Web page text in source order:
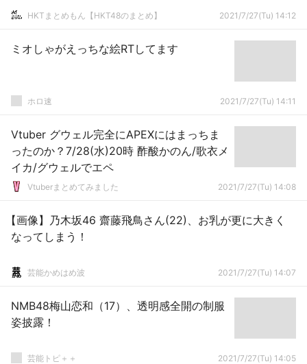
HKTまとめもん【HKT48のまとめ】 2021/7/27(Tu) 14:12
ミオしゃがえっちな絵RTしてます
ホロ速 2021/7/27(Tu) 14:11
Vtuber グウェル完全にAPEXにはまっちま
ったのか？7/28(水)20時 酢酸かのん/歌衣メ
イカ/グウェルでエペ
Vtuberまとめてみました 2021/7/27(Tu) 14:08
【画像】乃木坂46 齋藤飛鳥さん(22)、お乳が更に大きく
なってしまう！
芸能かめはめ波 2021/7/27(Tu) 14:07
NMB48梅山恋和（17）、透明感全開の制服
姿披露！
芸能トピ＋＋ 2021/7/27(Tu) 14:05